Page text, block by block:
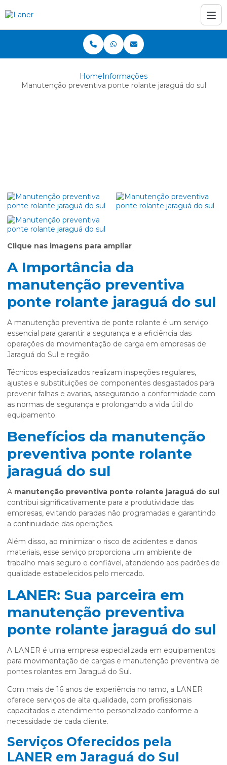
HomeInformações
Manutenção preventiva ponte rolante jaraguá do sul
Clique nas imagens para ampliar
A Importância da
manutenção preventiva
ponte rolante jaraguá do sul
A manutenção preventiva de ponte rolante é um serviço
essencial para garantir a segurança e a eficiência das
operações de movimentação de carga em empresas de
Jaraguá do Sul e região.
Técnicos especializados realizam inspeções regulares,
ajustes e substituições de componentes desgastados para
prevenir falhas e avarias, assegurando a conformidade com
as normas de segurança e prolongando a vida útil do
equipamento.
Benefícios da manutenção
preventiva ponte rolante
jaraguá do sul
A manutenção preventiva ponte rolante jaraguá do sul
contribui significativamente para a produtividade das
empresas, evitando paradas não programadas e garantindo
a continuidade das operações.
Além disso, ao minimizar o risco de acidentes e danos
materiais, esse serviço proporciona um ambiente de
trabalho mais seguro e confiável, atendendo aos padrões de
qualidade estabelecidos pelo mercado.
LANER: Sua parceira em
manutenção preventiva
ponte rolante jaraguá do sul
A LANER é uma empresa especializada em equipamentos
para movimentação de cargas e manutenção preventiva de
pontes rolantes em Jaraguá do Sul.
Com mais de 16 anos de experiência no ramo, a LANER
oferece serviços de alta qualidade, com profissionais
capacitados e atendimento personalizado conforme a
necessidade de cada cliente.
Serviços Oferecidos pela
LANER em Jaraguá do Sul